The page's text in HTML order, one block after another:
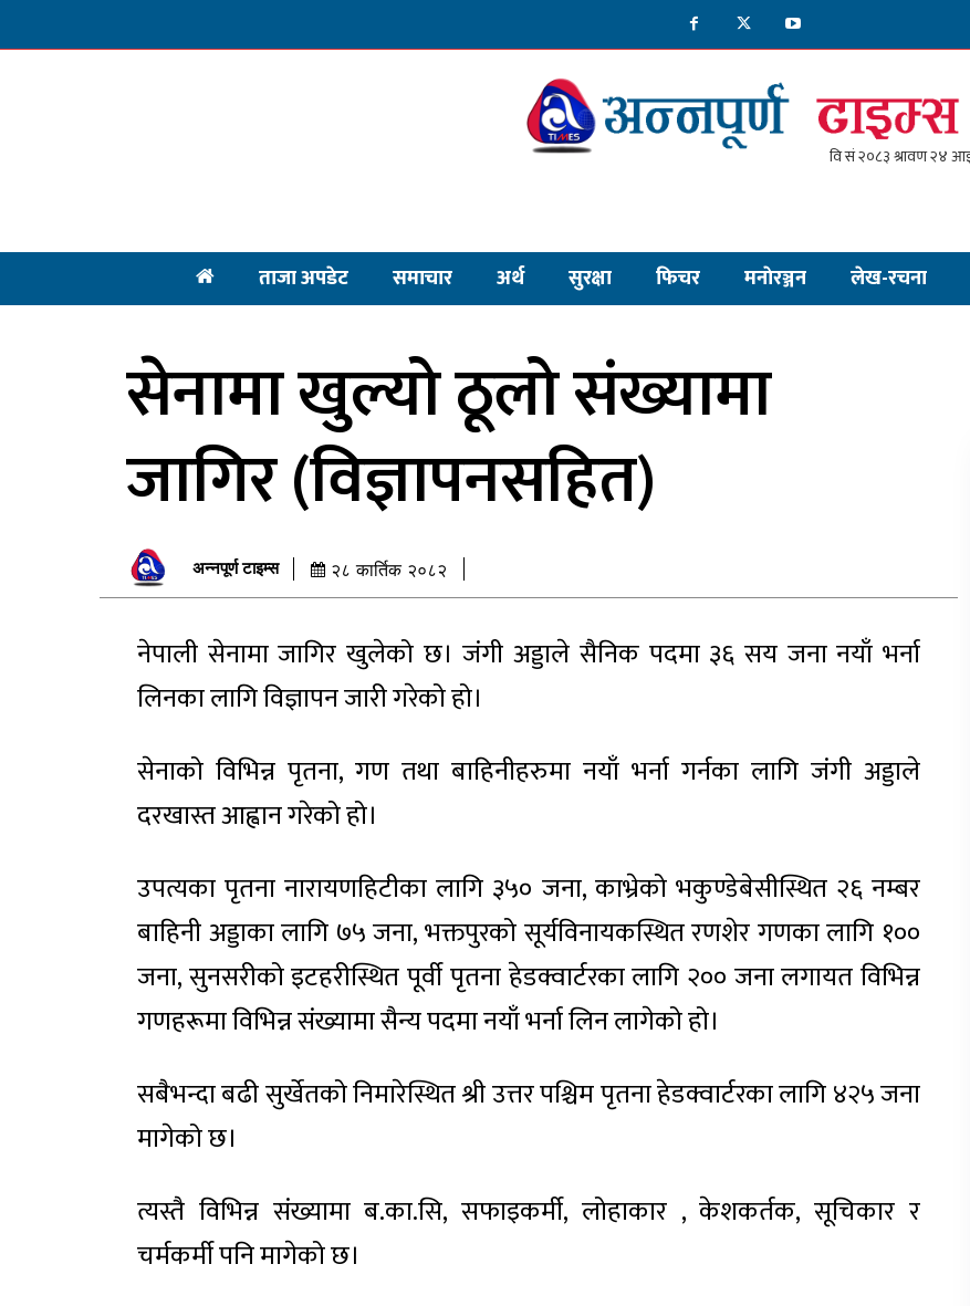
ताजा अपडेट समाचार अर्थ सुरक्षा फिचर मनाेरञ्जन लेख-रचना
सेनामा खुल्यो ठूलो संख्यामा
जागिर (विज्ञापनसहित)
अन्नपूर्ण टाइम्स २८ कार्तिक २०८२
नेपाली सेनामा जागिर खुलेको छ। जंगी अड्डाले सैनिक पदमा ३६ सय जना नयाँ भर्ना
लिनका लागि विज्ञापन जारी गरेको हो।
सेनाको विभिन्न पृतना, गण तथा बाहिनीहरुमा नयाँ भर्ना गर्नका लागि जंगी अड्डाले
दरखास्त आह्वान गरेको हो।
उपत्यका पृतना नारायणहिटीका लागि ३५० जना, काभ्रेको भकुण्डेबेसीस्थित २६ नम्बर
बाहिनी अड्डाका लागि ७५ जना, भक्तपुरको सूर्यविनायकस्थित रणशेर गणका लागि १००
जना, सुनसरीको इटहरीस्थित पूर्वी पृतना हेडक्वार्टरका लागि २०० जना लगायत विभिन्न
गणहरूमा विभिन्न संख्यामा सैन्य पदमा नयाँ भर्ना लिन लागेको हो।
सबैभन्दा बढी सुर्खेतको निमारेस्थित श्री उत्तर पश्चिम पृतना हेडक्वार्टरका लागि ४२५ जना
मागेको छ।
त्यस्तै विभिन्न संख्यामा ब.का.सि, सफाइकर्मी, लोहाकार , केशकर्तक, सूचिकार र
चर्मकर्मी पनि मागेको छ।